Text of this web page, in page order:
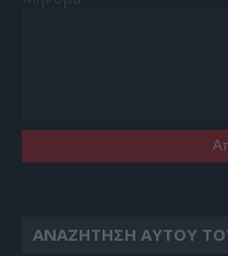
ΑΝΑΖΉΤΗΣΗ ΑΥΤΟΎ